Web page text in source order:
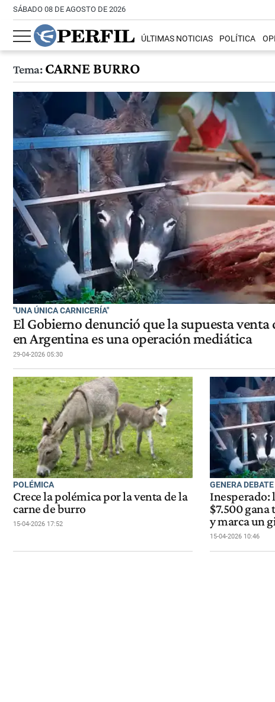
SÁBADO 08 DE AGOSTO DE 2026
ÚLTIMAS NOTICIAS POLÍTICA
Tema:CARNE BURRO
"UNA ÚNICA CARNICERÍA"
El Gobierno denunció que la supuesta venta
en Argentina es una operación mediática
29-04-2026 05:30
POLÉMICA
Crece la polémica por la venta de la
carne de burro
15-04-2026 17:52
GENERA DEBATE
Inesperado:
$7.500 gana
y marca un
15-04-2026 10:46